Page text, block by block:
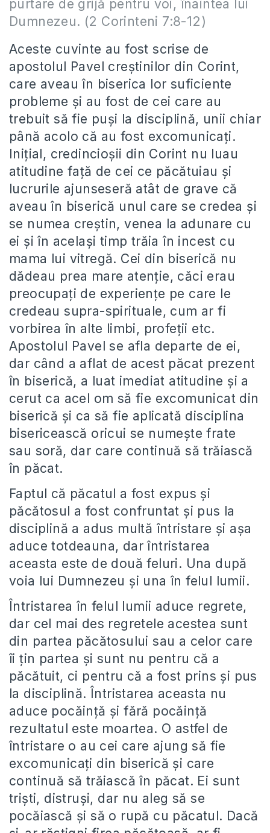
purtare de grijă pentru voi, înaintea lui
Dumnezeu. (2 Corinteni 7:8-12)
Aceste cuvinte au fost scrise de
apostolul Pavel creștinilor din Corint,
care aveau în biserica lor suficiente
probleme și au fost de cei care au
trebuit să fie puși la disciplină, unii chiar
până acolo că au fost excomunicați.
Inițial, credincioșii din Corint nu luau
atitudine față de cei ce păcătuiau și
lucrurile ajunseseră atât de grave că
aveau în biserică unul care se credea și
se numea creștin, venea la adunare cu
ei și în același timp trăia în incest cu
mama lui vitregă. Cei din biserică nu
dădeau prea mare atenție, căci erau
preocupați de experiențe pe care le
credeau supra-spirituale, cum ar fi
vorbirea în alte limbi, profeții etc.
Apostolul Pavel se afla departe de ei,
dar când a aflat de acest păcat prezent
în biserică, a luat imediat atitudine și a
cerut ca acel om să fie excomunicat din
biserică și ca să fie aplicată disciplina
bisericească oricui se numește frate
sau soră, dar care continuă să trăiască
în păcat.
Faptul că păcatul a fost expus și
păcătosul a fost confruntat și pus la
disciplină a adus multă întristare și așa
aduce totdeauna, dar întristarea
aceasta este de două feluri. Una după
voia lui Dumnezeu și una în felul lumii.
Întristarea în felul lumii aduce regrete,
dar cel mai des regretele acestea sunt
din partea păcătosului sau a celor care
îi țin partea și sunt nu pentru că a
păcătuit, ci pentru că a fost prins și pus
la disciplină. Întristarea aceasta nu
aduce pocăință și fără pocăință
rezultatul este moartea. O astfel de
întristare o au cei care ajung să fie
excomunicați din biserică și care
continuă să trăiască în păcat. Ei sunt
triști, distruși, dar nu aleg să se
pocăiască și să o rupă cu păcatul. Dacă